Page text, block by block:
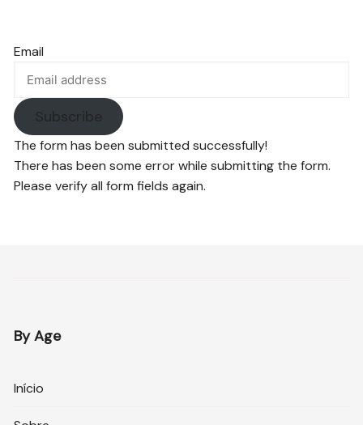
Email
Subscribe
The form has been submitted successfully!
There has been some error while submitting the form.
Please verify all form fields again.
By Age
Início